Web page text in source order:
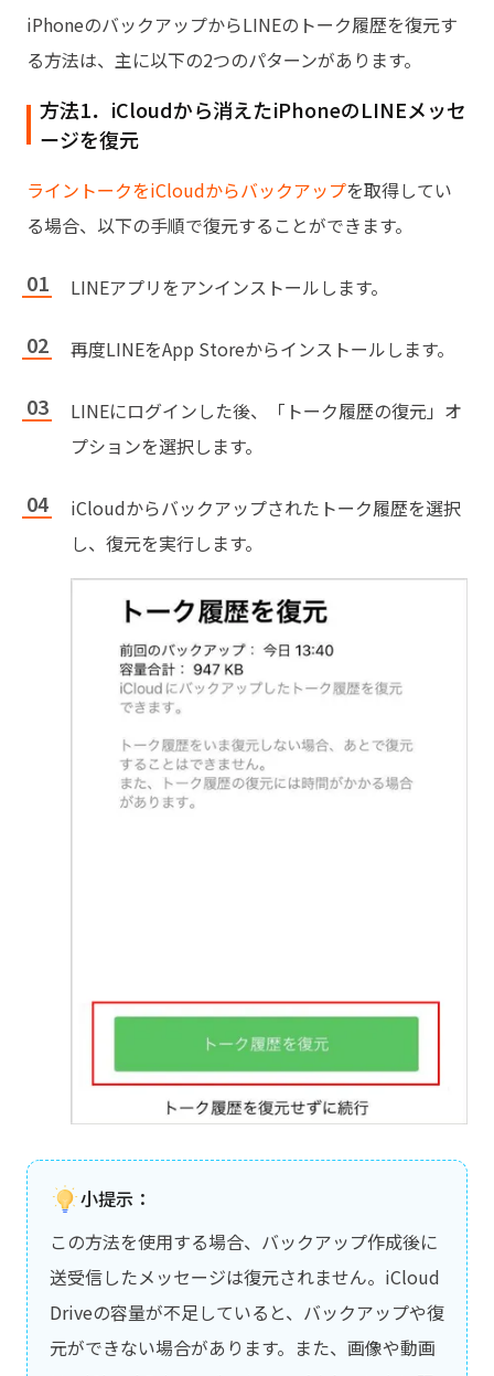
iPhoneのバックアップからLINEのトーク履歴を復元す
る方法は、主に以下の2つのパターンがあります。
方法1．iCloudから消えたiPhoneのLINEメッセ
ージを復元
ライントークをiCloudからバックアップを取得してい
る場合、以下の手順で復元することができます。
LINEアプリをアンインストールします。
再度LINEをApp Storeからインストールします。
LINEにログインした後、「トーク履歴の復元」オ
プションを選択します。
iCloudからバックアップされたトーク履歴を選択
し、復元を実行します。
小提示：
この方法を使用する場合、バックアップ作成後に
送受信したメッセージは復元されません。iCloud
Driveの容量が不足していると、バックアップや復
元ができない場合があります。また、画像や動画